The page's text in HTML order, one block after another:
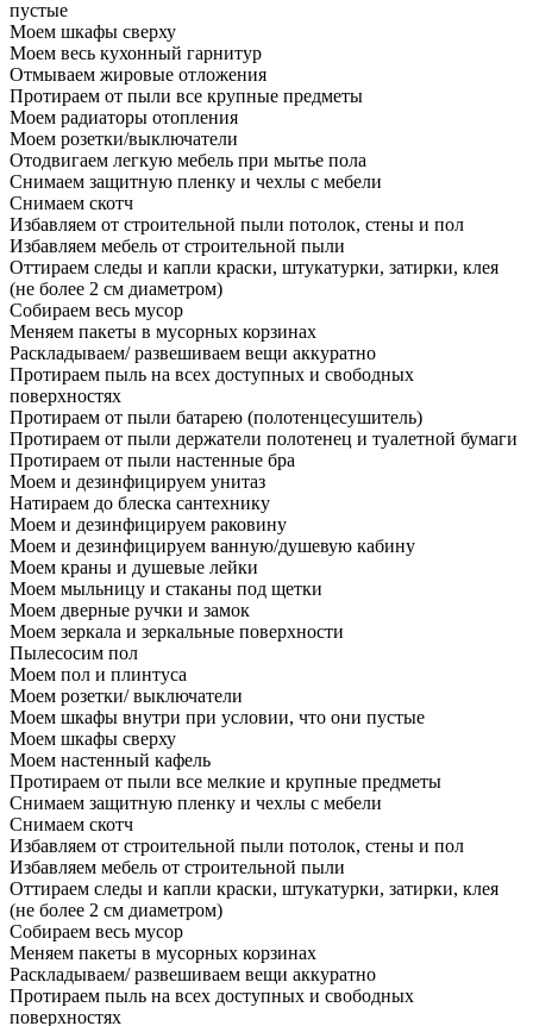
пустые
Моем шкафы сверху
Моем весь кухонный гарнитур
Отмываем жировые отложения
Протираем от пыли все крупные предметы
Моем радиаторы отопления
Моем розетки/выключатели
Отодвигаем легкую мебель при мытье пола
Снимаем защитную пленку и чехлы с мебели
Снимаем скотч
Избавляем от строительной пыли потолок, стены и пол
Избавляем мебель от строительной пыли
Оттираем следы и капли краски, штукатурки, затирки, клея
(не более 2 см диаметром)
Собираем весь мусор
Меняем пакеты в мусорных корзинах
Раскладываем/ развешиваем вещи аккуратно
Протираем пыль на всех доступных и свободных
поверхностях
Протираем от пыли батарею (полотенцесушитель)
Протираем от пыли держатели полотенец и туалетной бумаги
Протираем от пыли настенные бра
Моем и дезинфицируем унитаз
Натираем до блеска сантехнику
Моем и дезинфицируем раковину
Моем и дезинфицируем ванную/душевую кабину
Моем краны и душевые лейки
Моем мыльницу и стаканы под щетки
Моем дверные ручки и замок
Моем зеркала и зеркальные поверхности
Пылесосим пол
Моем пол и плинтуса
Моем розетки/ выключатели
Моем шкафы внутри при условии, что они пустые
Моем шкафы сверху
Моем настенный кафель
Протираем от пыли все мелкие и крупные предметы
Снимаем защитную пленку и чехлы с мебели
Снимаем скотч
Избавляем от строительной пыли потолок, стены и пол
Избавляем мебель от строительной пыли
Оттираем следы и капли краски, штукатурки, затирки, клея
(не более 2 см диаметром)
Собираем весь мусор
Меняем пакеты в мусорных корзинах
Раскладываем/ развешиваем вещи аккуратно
Протираем пыль на всех доступных и свободных
поверхностях